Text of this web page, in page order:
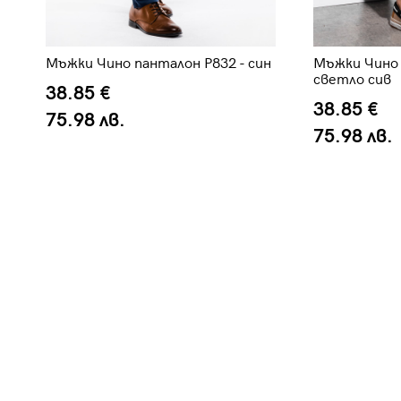
Мъжки Чино панталон P832 - син
38.85 €
75.98 лв.
Мъжки Чино
светло сив
38.85 €
75.98 лв.